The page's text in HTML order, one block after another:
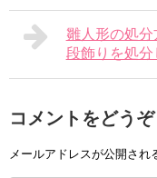
雛人形の処
段飾りを処分
コメントをどうぞ
メールアドレスが公開され